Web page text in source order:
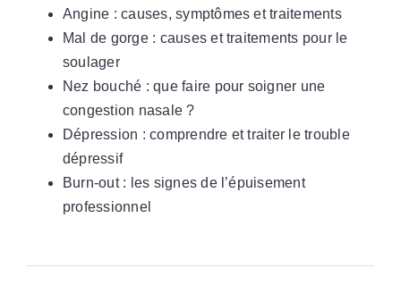
Angine : causes, symptômes et traitements
Mal de gorge : causes et traitements pour le
soulager
Nez bouché : que faire pour soigner une
congestion nasale ?
Dépression : comprendre et traiter le trouble
dépressif
Burn-out : les signes de l’épuisement
professionnel